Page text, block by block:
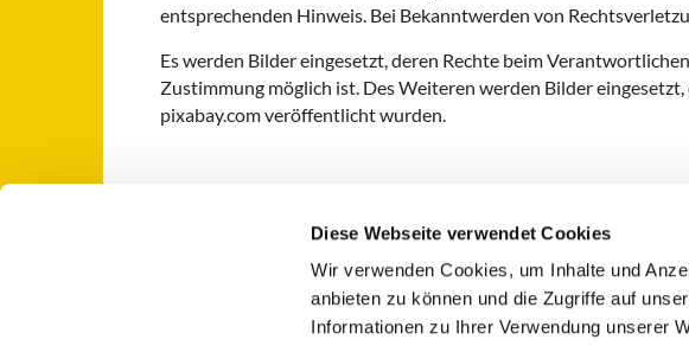
Diese Webseite verwendet Cookies
Wir verwenden Cookies, um Inhalte und
anbieten zu können und die Zugriffe auf
Informationen zu Ihrer Verwendung unserer
entsprechenden Hinweis. Bei Bekanntwerden von
Es werden Bilder eingesetzt, deren Rechte beim
Zustimmung möglich ist. Des Weiteren werden Bilder
pixabay.com veröffentlicht wurden.
St. Otto: Katholische Kirche Usedom-Anklam-